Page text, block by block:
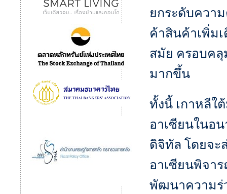
ยกระดับควา
ค้าสินค้าเพิ่ม
สมัย ครอบคลุ
มากขึ้น
ทั้งนี้ เกาหลี
อาเซียนในอ
ดิจิทัล โดยจะ
อาเซียนพิจา
พัฒนาความร่